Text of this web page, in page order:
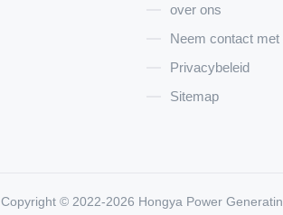
over ons
Neem contact met
Privacybeleid
Sitemap
Copyright © 2022-2026 Hongya Power